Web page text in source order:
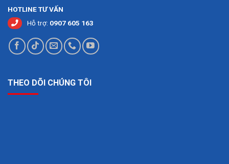
HOTLINE TƯ VẤN
Hỗ trợ: 0907 605 163
THEO DÕI CHÚNG TÔI